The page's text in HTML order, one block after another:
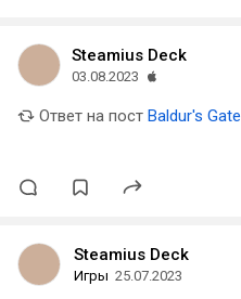
Steamius Deck
03.08.2023
Ответ на пост Baldur's
Steamius Deck
Игры 25.07.2023